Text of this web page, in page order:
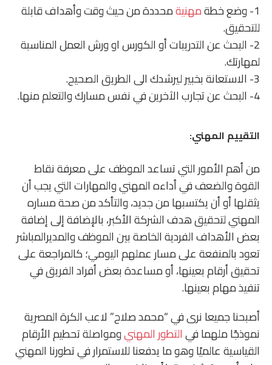
1- وضع خطة مهنيةمحددة من حيث وقت وأهداف قابلة
للتحقيق.
2- البحث عن التدريبات أو الكورس او ورش العمل المناسبة
لمهارتك.
3- الاستعانة بخبير ليرشدك الى الطريق الصحيح.
4- البحث عن تجارب الآخرين في نفس مسارك والتعلم منها.
التقييم المهني:
من أهم الأمور التي تساعد الموظف على معرفة نقاط
القوة والضعف في أداءه المهني والمهارات التي يجب أن
يثقلها أو أن يكتسبها من جديد، والتأكد من صحة مساره
المهني لتحقيق هدف الشركة الأكبر، بالإضافة إلى إضافة
بعض الأهداف الفردية الخاصة بين الموظف والمديرالمباشر
تعود بالمنفعة على مسار عملهم اليومي؛ كالمراجعة على
تحقيق أرقام بعينها، أو مساعدة بعض أفراد الفريق في
تنفيذ مهام بعينها.
أصبحنا جميعا نرى في “محمد صلاح” لاعب الكرة المصرية
نموذجًا ملهما فيالتطور المهنيومواصلة تحطيم الأرقام
القياسية عالميًا وهو ما يدفعنا للاستمرار في تطورنا المهني